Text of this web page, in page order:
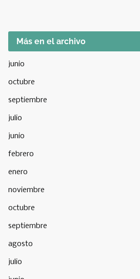
Más en el archivo
junio
octubre
septiembre
julio
junio
febrero
enero
noviembre
octubre
septiembre
agosto
julio